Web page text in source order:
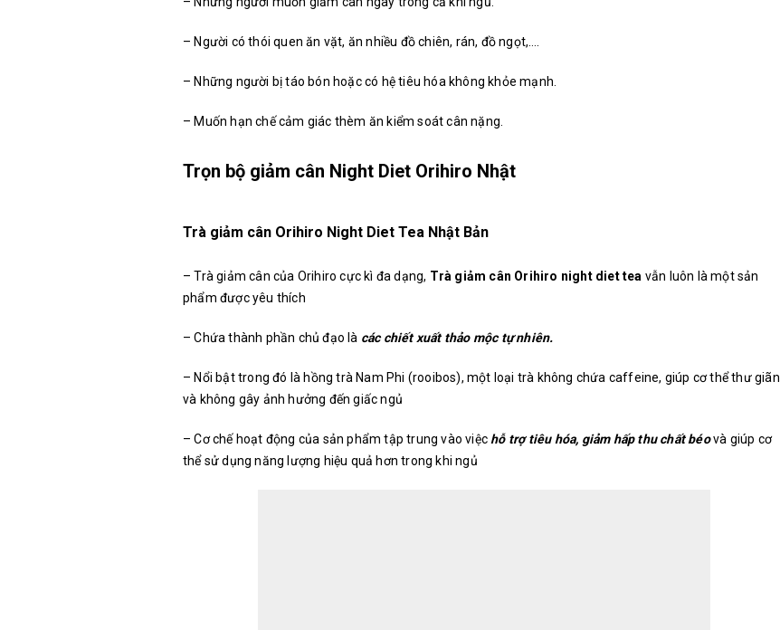
– Người có thói quen ăn vặt, ăn nhiều đồ chiên, rán, đồ ngọt,….
– Những người bị táo bón hoặc có hệ tiêu hóa không khỏe mạnh.
– Muốn hạn chế cảm giác thèm ăn kiểm soát cân nặng.
Trọn bộ giảm cân Night Diet Orihiro Nhật
Trà giảm cân Orihiro Night Diet Tea Nhật Bản
– Trà giảm cân của Orihiro cực kì đa dạng, Trà giảm cân Orihiro night diet tea vẫn luôn là một sản
phẩm được yêu thích
– Chứa thành phần chủ đạo là các chiết xuất thảo mộc tự nhiên.
– Nổi bật trong đó là hồng trà Nam Phi (rooibos), một loại trà không chứa caffeine, giúp cơ thể thư giãn
và không gây ảnh hưởng đến giấc ngủ
– Cơ chế hoạt động của sản phẩm tập trung vào việchỗ trợ tiêu hóa, giảm hấp thu chất béo và giúp cơ
thể sử dụng năng lượng hiệu quả hơn trong khi ngủ